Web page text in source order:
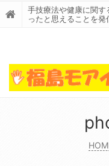
手技療法や健康に関
ったと思えることを発